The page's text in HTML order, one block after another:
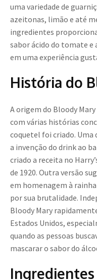
uma variedade de
azeitonas, limão e até
ingredientes
sabor ácido do tomate e
em uma experiência
História do
A origem do Bloody
com várias histórias
coquetel foi criado.
a invenção do drink ao
criado a receita no
de 1920. Outra versão
em homenagem à
por sua brutalidade.
Bloody Mary
Estados Unidos,
quando as pessoas
mascarar o sabor do